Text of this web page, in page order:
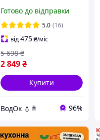
змішувачем Мийка з
дозатором і кошиком
Готово до відправки
5.0 (16)
від475₴/міс
2 849₴
5 698 ₴
Купити
ВодОк 💧🚿 96%